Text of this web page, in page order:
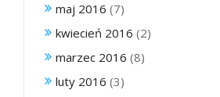
maj 2016 (7)
kwiecień 2016 (2)
marzec 2016 (8)
luty 2016 (3)